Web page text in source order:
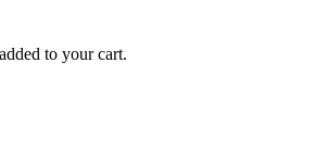
to your cart.